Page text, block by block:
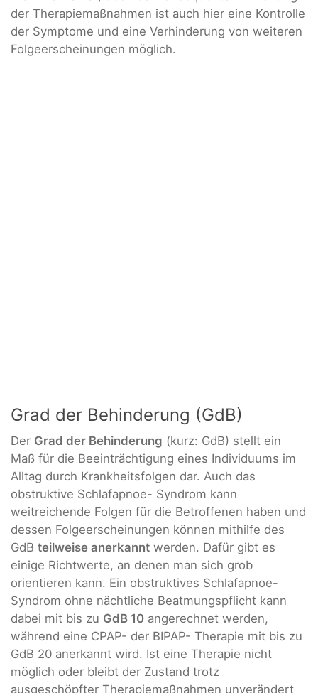
der Therapiemaßnahmen ist auch hier eine Kontrolle
der Symptome und eine Verhinderung von weiteren
Folgeerscheinungen möglich.
Grad der Behinderung (GdB)
Der Grad der Behinderung (kurz: GdB) stellt ein
Maß für die Beeinträchtigung eines Individuums im
Alltag durch Krankheitsfolgen dar. Auch das
obstruktive Schlafapnoe- Syndrom kann
weitreichende Folgen für die Betroffenen haben und
dessen Folgeerscheinungen können mithilfe des
GdB teilweise anerkannt werden. Dafür gibt es
einige Richtwerte, an denen man sich grob
orientieren kann. Ein obstruktives Schlafapnoe-
Syndrom ohne nächtliche Beatmungspflicht kann
dabei mit bis zu GdB 10 angerechnet werden,
während eine CPAP- der BIPAP- Therapie mit bis zu
GdB 20 anerkannt wird. Ist eine Therapie nicht
möglich oder bleibt der Zustand trotz
ausgeschöpfter Therapiemaßnahmen unverändert